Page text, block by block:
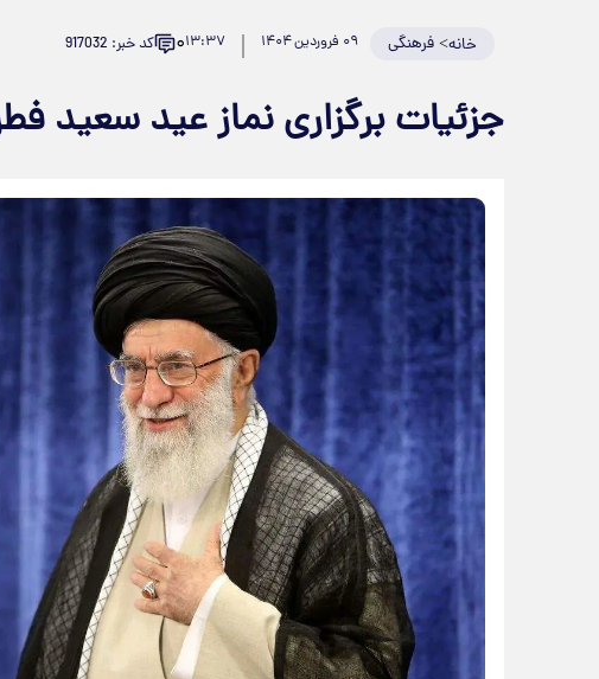
خانه>فرهنگی ۰۹ فروردین ۱۴۰۴ ۱۳:۳۷۰ کد خبر: 917032
جزئیات برگزاری نماز عید سعید